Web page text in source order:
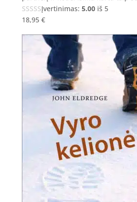
Įvertinimas: 5.00iš 5
18,95 €